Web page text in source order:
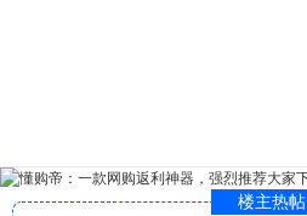
楼主热帖